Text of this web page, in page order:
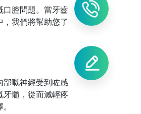
口腔問題。當牙齒
，我們將幫助您了
部嘅神經受到咗感
牙髓，從而減輕疼